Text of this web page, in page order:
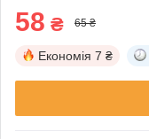
58 ₴ 65 ₴
Економія 7 ₴